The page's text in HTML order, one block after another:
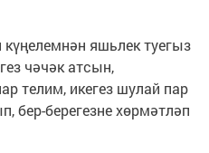
яшьлек туегыз
чәчәк атсын,
телим, икегез шулай пар
бер-берегезне хөрмәтләп